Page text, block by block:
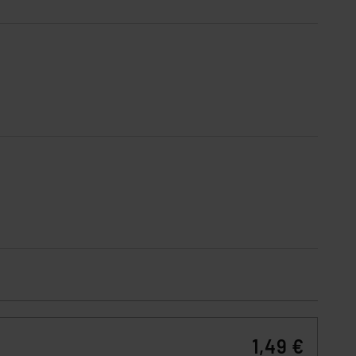
mit unzureichendem
der übermittelten
1,49 €